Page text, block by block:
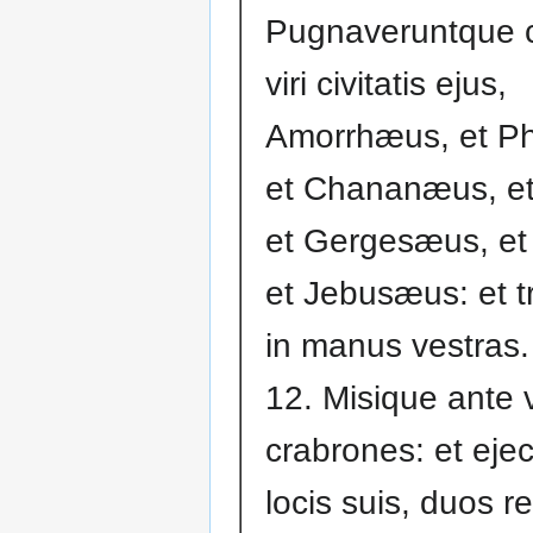
Pugnaveruntque
viri civitatis ejus,
Amorrhæus, et
et Chananæus,
et Gergesæus,
et Jebusæus: et
in manus vestras.
12. Misique ante
crabrones: et
locis suis, duos